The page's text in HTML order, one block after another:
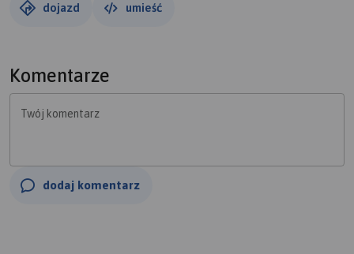
dojazd umieść
Komentarze
Twój komentarz
dodaj komentarz